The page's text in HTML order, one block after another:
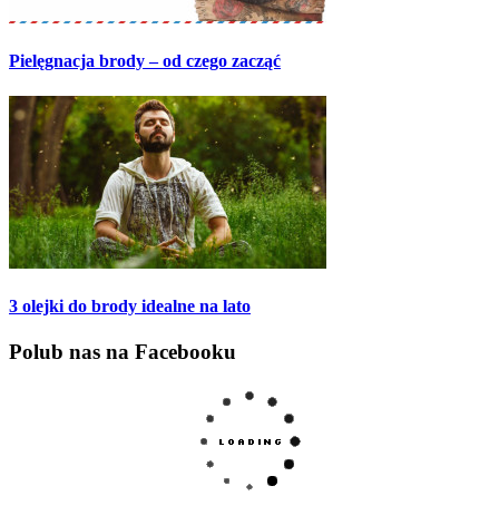
Pielęgnacja brody – od czego zacząć
3 olejki do brody idealne na lato
Polub nas na Facebooku